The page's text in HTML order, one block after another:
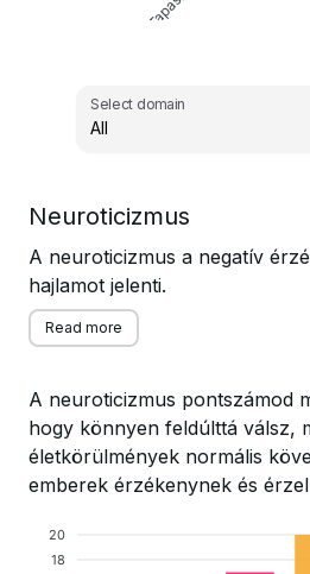
Select domain
All
Neuroticizmus
A neuroticizmus a negatív
hajlamot jelenti.
Read more
A neuroticizmus pontszámod
hogy könnyen feldúlttá válsz,
életkörülmények normális
emberek érzékenynek és
20
18